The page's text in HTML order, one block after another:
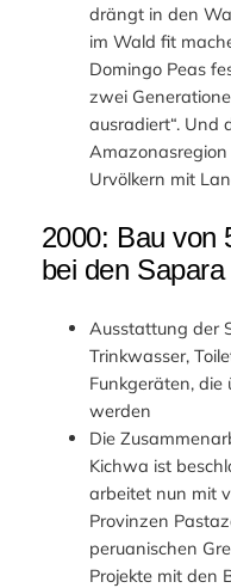
drängt in den
im Wald fit
Domingo Peas
zwei
ausradiert“. Und
Urvölkern mit
2000: Bau von
bei den Sapara
Ausstattung der
Trinkwasser,
Funkgeräten,
werden
Die
Kichwa ist
arbeitet nun mit
Provinzen
peruanischen
Projekte mit den